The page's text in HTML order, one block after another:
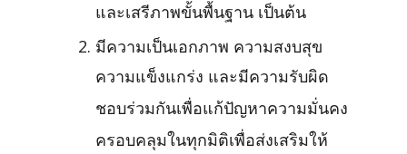
และเสรีภาพขั้นพื้นฐาน เป็นต้น
มีความเป็นเอกภาพ ความสงบสุข
ความแข็งแกร่ง และมีความรับผิด
ชอบร่วมกันเพื่อแก้ปัญหาความมั่นคง
ครอบคลุมในทุกมิติเพื่อส่งเสริมให้